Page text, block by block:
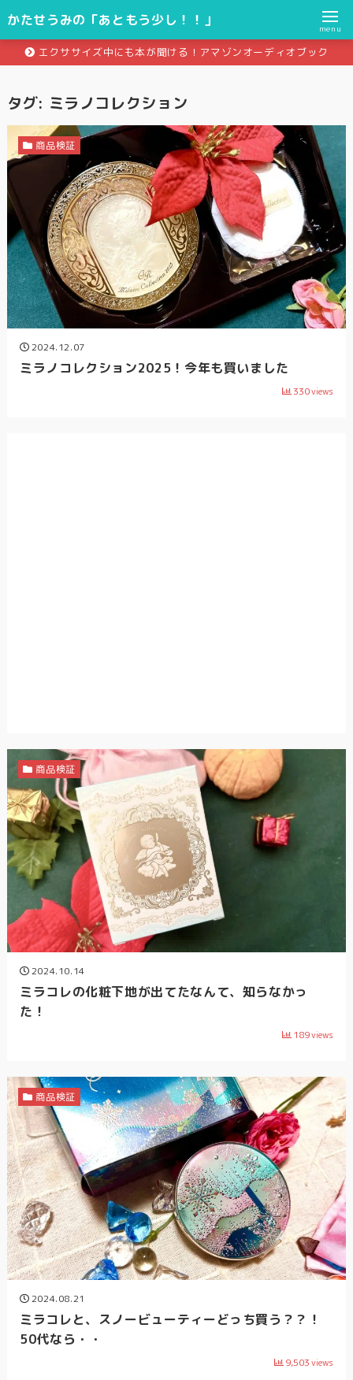
かたせうみの「あともう少し！！」
menu
エクササイズ中にも本が聞ける！アマゾンオーディオブック
タグ: ミラノコレクション
2024.12.07
ミラノコレクション2025！今年も買いました
330views
商品検証
2024.10.14
ミラコレの化粧下地が出てたなんて、知らなかっ
た！
189views
商品検証
2024.08.21
ミラコレと、スノービューティーどっち買う？？！
50代なら・・
9,503views
商品検証